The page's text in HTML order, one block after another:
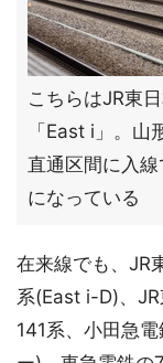
こちらはJR東
「East i」。
直通区間に入
になっている
在来線でも、JR
系(East i-D)、
141系、小田急